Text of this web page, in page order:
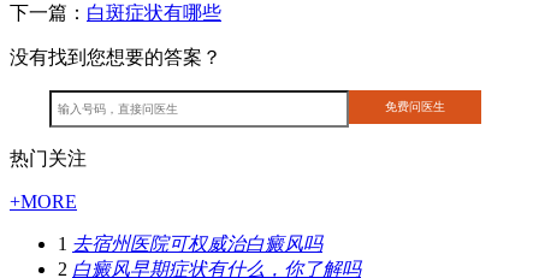
下一篇： 白斑症状有哪些
没有找到您想要的答案？
热门关注
+MORE
1 去宿州医院可权威治白癜风吗
2 白癜风早期症状有什么，你了解吗